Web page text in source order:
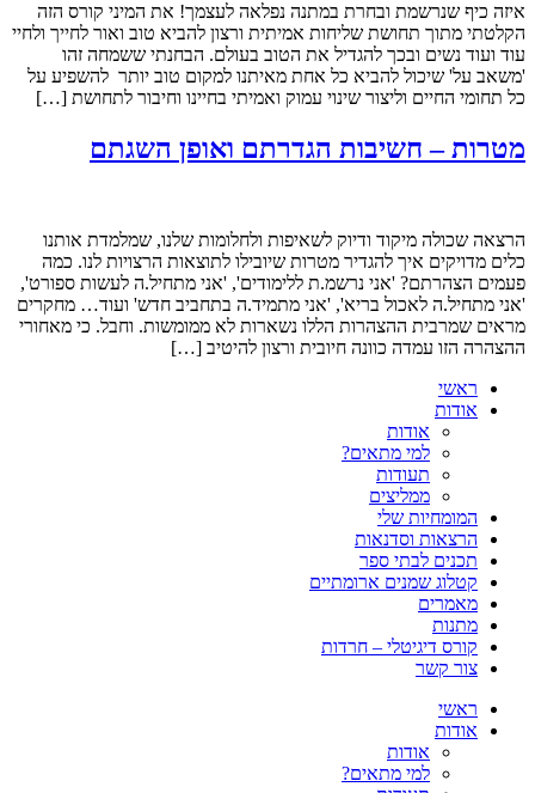
איזה כיף שנרשמת ובחרת במתנה נפלאה לעצמך! את המיני קורס הזה
הקלטתי מתוך תחושת שליחות אמיתית ורצון להביא טוב ואור לחייך ולחיי
עוד ועוד נשים ובכך להגדיל את הטוב בעולם. הבחנתי ששמחה זהו
'משאב על' שיכול להביא כל אחת מאיתנו למקום טוב יותר להשפיע על
כל תחומי החיים וליצור שינוי עמוק ואמיתי בחיינו וחיבור לתחושת […]
מטרות – חשיבות הגדרתם ואופן השגתם
הרצאה שכולה מיקוד ודיוק לשאיפות ולחלומות שלנו, שמלמדת אותנו
כלים מדויקים איך להגדיר מטרות שיובילו לתוצאות הרצויות לנו. כמה
פעמים הצהרתם? 'אני נרשמ.ת ללימודים', 'אני מתחיל.ה לעשות ספורט',
'אני מתחיל.ה לאכול בריא', 'אני מתמיד.ה בתחביב חדש' ועוד… מחקרים
מראים שמרבית ההצהרות הללו נשארות לא ממומשות. וחבל. כי מאחורי
ההצהרה הזו עמדה כוונה חיובית ורצון להיטיב […]
ראשי
אודות
אודות
למי מתאים?
תעודות
ממליצים
המומחיות שלי
הרצאות וסדנאות
תכנים לבתי ספר
קטלוג שמנים ארומתיים
מאמרים
מתנות
קורס דיגיטלי – חרדות
צור קשר
ראשי
אודות
אודות
למי מתאים?